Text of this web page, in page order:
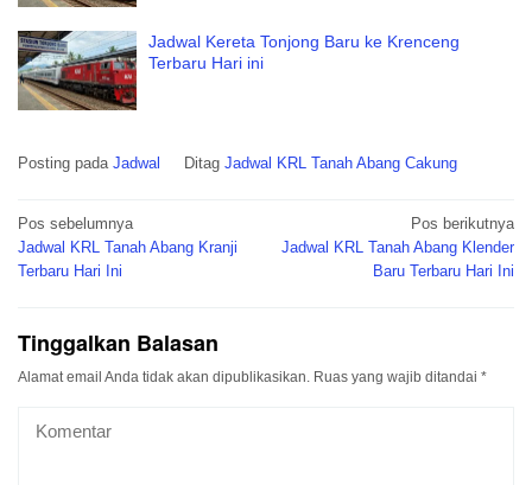
Jadwal Kereta Tonjong Baru ke Krenceng
Terbaru Hari ini
Posting pada Jadwal Ditag Jadwal KRL Tanah Abang Cakung
Navigasi
pos
Pos sebelumnya
Jadwal KRL Tanah Abang Kranji
Terbaru Hari Ini
Pos berikutnya
Jadwal KRL Tanah Abang Klender
Baru Terbaru Hari Ini
Tinggalkan Balasan
Alamat email Anda tidak akan dipublikasikan. Ruas yang wajib ditandai *